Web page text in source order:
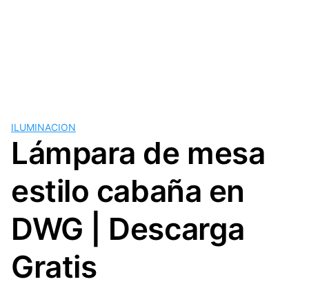
ILUMINACION
Lámpara de mesa
estilo cabaña en
DWG | Descarga
Gratis